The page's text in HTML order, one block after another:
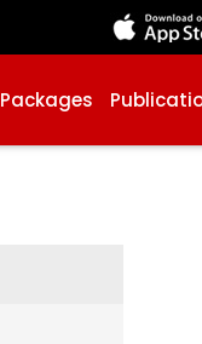
Packages